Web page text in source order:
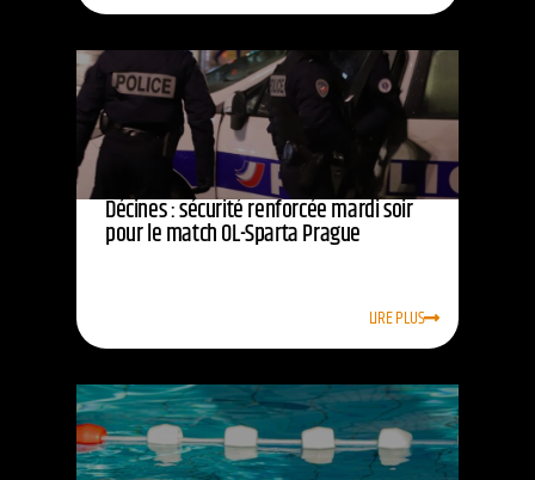
Décines : sécurité renforcée mardi soir
pour le match OL-Sparta Prague
LIRE PLUS